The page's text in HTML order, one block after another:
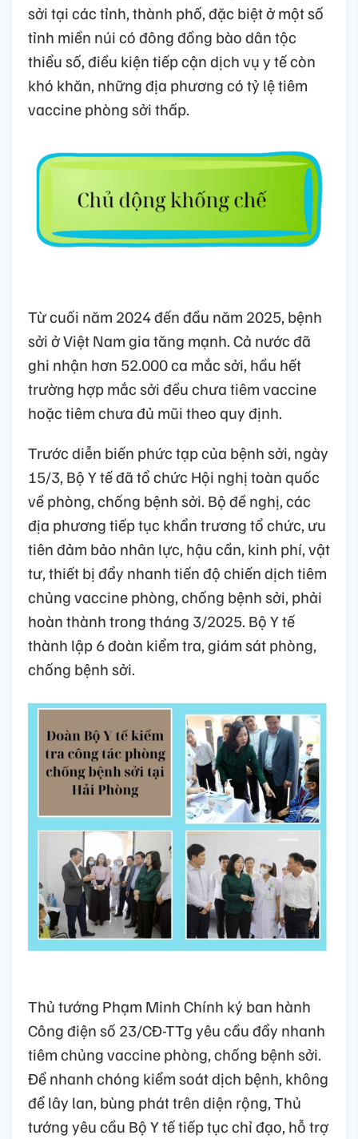
sởi tại các tỉnh, thành phố, đặc biệt ở một số
tỉnh miền núi có đông đồng bào dân tộc
thiểu số, điều kiện tiếp cận dịch vụ y tế còn
khó khăn, những địa phương có tỷ lệ tiêm
vaccine phòng sởi thấp.
Từ cuối năm 2024 đến đầu năm 2025, bệnh
sởi ở Việt Nam gia tăng mạnh. Cả nước đã
ghi nhận hơn 52.000 ca mắc sởi, hầu hết
trường hợp mắc sởi đều chưa tiêm vaccine
hoặc tiêm chưa đủ mũi theo quy định.
Trước diễn biến phức tạp của bệnh sởi, ngày
15/3, Bộ Y tế đã tổ chức Hội nghị toàn quốc
về phòng, chống bệnh sởi. Bộ đề nghị, các
địa phương tiếp tục khẩn trương tổ chức, ưu
tiên đảm bảo nhân lực, hậu cần, kinh phí, vật
tư, thiết bị đẩy nhanh tiến độ chiến dịch tiêm
chủng vaccine phòng, chống bệnh sởi, phải
hoàn thành trong tháng 3/2025. Bộ Y tế
thành lập 6 đoàn kiểm tra, giám sát phòng,
chống bệnh sởi.
Thủ tướng Phạm Minh Chính ký ban hành
Công điện số 23/CĐ-TTg yêu cầu đẩy nhanh
tiêm chủng vaccine phòng, chống bệnh sởi.
Để nhanh chóng kiểm soát dịch bệnh, không
để lây lan, bùng phát trên diện rộng, Thủ
tướng yêu cầu Bộ Y tế tiếp tục chỉ đạo, hỗ trợ